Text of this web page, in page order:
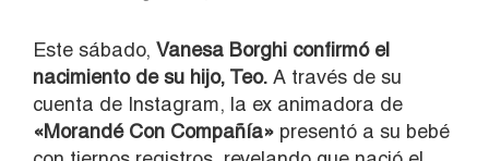
Este sábado, Vanesa Borghi confirmó el
nacimiento de su hijo, Teo. A través de su
cuenta de Instagram, la ex animadora de
«Morandé Con Compañía» presentó a su bebé